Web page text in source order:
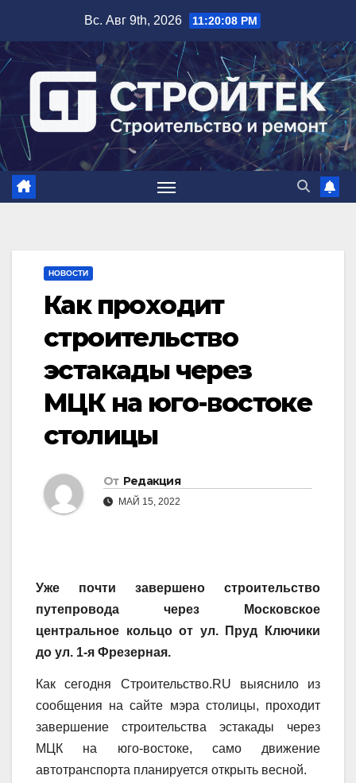
содержимому
Вс. Авг 9th, 2026 11:20:09 PM
НОВОСТИ
Как проходит
строительство
эстакады через
МЦК на юго-востоке
столицы
От Редакция
МАЙ 15, 2022
Уже почти завершено строительство
путепровода через Московское
центральное кольцо от ул. Пруд Ключики
до ул. 1-я Фрезерная.
Как сегодня Строительство.RU выяснило из
сообщения на сайте мэра столицы, проходит
завершение строительства эстакады через
МЦК на юго-востоке, само движение
автотранспорта планируется открыть весной.